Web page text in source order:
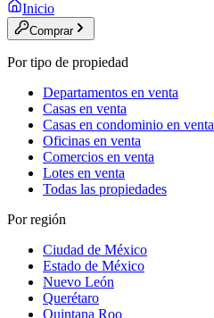
Inicio
Comprar
Por tipo de propiedad
Departamentos en venta
Casas en venta
Casas en condominio en venta
Oficinas en venta
Comercios en venta
Lotes en venta
Todas las propiedades
Por región
Ciudad de México
Estado de México
Nuevo León
Querétaro
Quintana Roo